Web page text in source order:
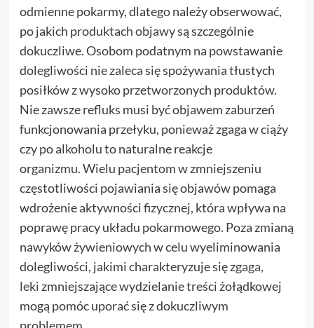
odmienne pokarmy, dlatego należy obserwować,
po jakich produktach objawy są szczególnie
dokuczliwe. Osobom podatnym na powstawanie
dolegliwości nie zaleca się spożywania tłustych
posiłków z wysoko przetworzonych produktów.
Nie zawsze refluks musi być objawem zaburzeń
funkcjonowania przełyku, ponieważ zgaga w ciąży
czy po alkoholu to naturalne reakcje
organizmu. Wielu pacjentom w zmniejszeniu
częstotliwości pojawiania się objawów pomaga
wdrożenie aktywności fizycznej, która wpływa na
poprawę pracy układu pokarmowego. Poza zmianą
nawyków żywieniowych w celu wyeliminowania
dolegliwości, jakimi charakteryzuje sięzgaga,
leki zmniejszające wydzielanie treści żołądkowej
mogą pomóc uporać się z dokuczliwym